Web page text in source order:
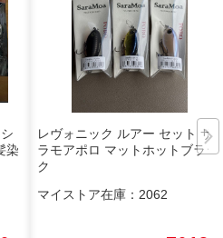
染
レヴォニック ルアー セット サ
ラモアポロ マットホットブラッ
ク
マイストア在庫： 2062